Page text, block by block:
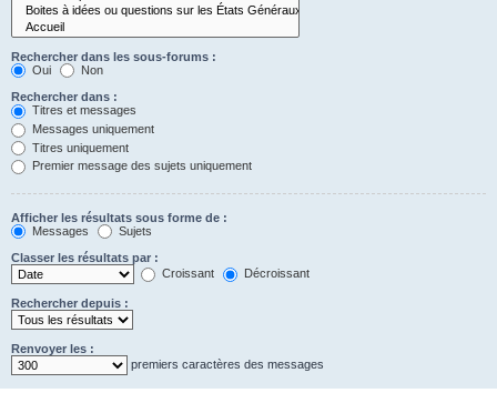
Rechercher dans les sous-forums :
Oui
Non
Rechercher dans :
Titres et messages
Messages uniquement
Titres uniquement
Premier message des sujets uniquement
Afficher les résultats sous forme de :
Messages
Sujets
Classer les résultats par :
Croissant
Décroissant
Rechercher depuis :
Renvoyer les :
premiers caractères des messages